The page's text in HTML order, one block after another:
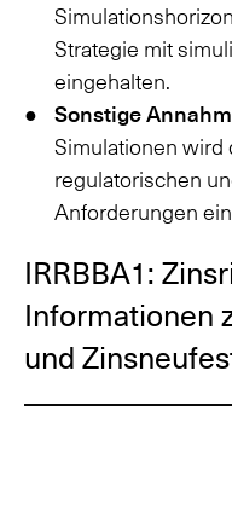
Strategie mit
eingehalten.
Sonstige
Simulationen wird
regulatorischen
Anforderungen
IRRBBA1:
Informationen
und